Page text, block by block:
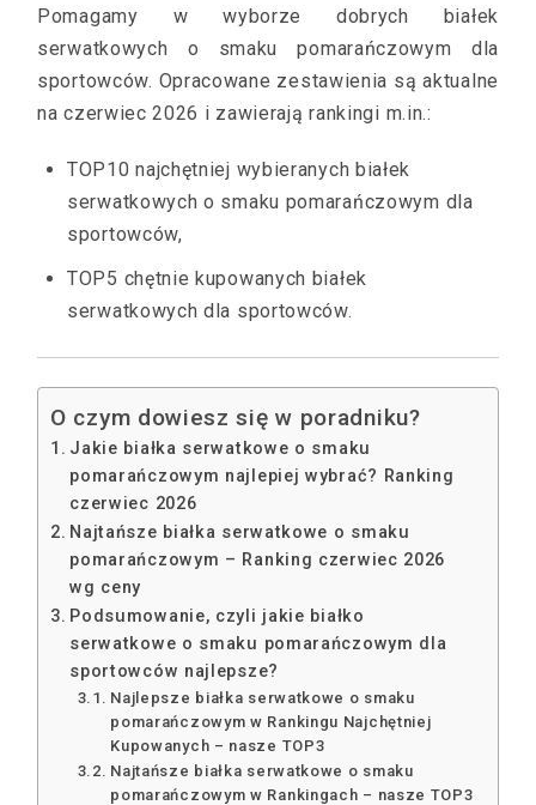
Pomagamy w wyborze dobrych białek
serwatkowych o smaku pomarańczowym dla
sportowców. Opracowane zestawienia są aktualne
na czerwiec 2026 i zawierają rankingi m.in.:
TOP10 najchętniej wybieranych białek
serwatkowych o smaku pomarańczowym dla
sportowców,
TOP5 chętnie kupowanych białek
serwatkowych dla sportowców.
O czym dowiesz się w poradniku?
Jakie białka serwatkowe o smaku
pomarańczowym najlepiej wybrać? Ranking
czerwiec 2026
Najtańsze białka serwatkowe o smaku
pomarańczowym – Ranking czerwiec 2026
wg ceny
Podsumowanie, czyli jakie białko
serwatkowe o smaku pomarańczowym dla
sportowców najlepsze?
Najlepsze białka serwatkowe o smaku
pomarańczowym w Rankingu Najchętniej
Kupowanych – nasze TOP3
Najtańsze białka serwatkowe o smaku
pomarańczowym w Rankingach – nasze TOP3